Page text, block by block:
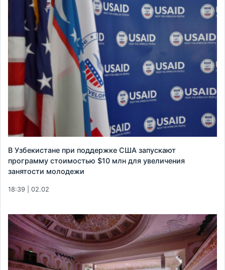
В Узбекистане при поддержке США запускают
программу стоимостью $10 млн для увеличения
занятости молодежи
18:39 | 02.02